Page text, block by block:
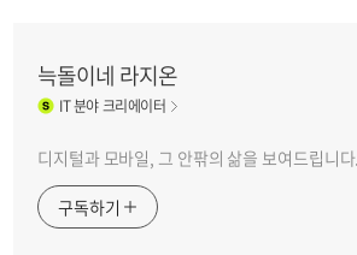
늑돌이네 라지온
IT분야 크리에이터
디지털과 모바일, 그 안팎의 삶을 보여드립니다.
구독하기